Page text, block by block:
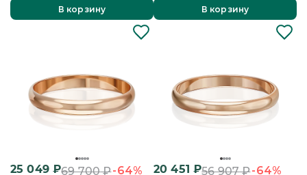
В корзину
В корзину
25 049₽69 700₽-64% 20 451 ₽56 907₽-64%